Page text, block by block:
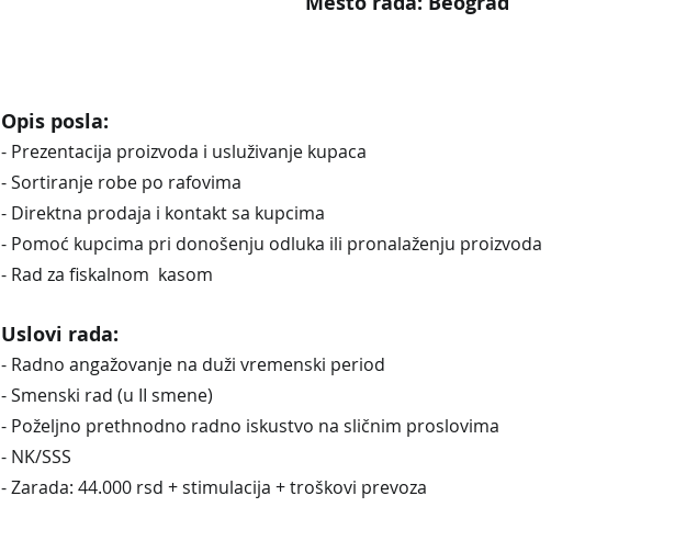
Opis posla:
- Prezentacija proizvoda i usluživanje kupaca
- Sortiranje robe po rafovima
- Direktna prodaja i kontakt sa kupcima
- Pomoć kupcima pri donošenju odluka ili pronalaženju proizvoda
- Rad za fiskalnom  kasom
Uslovi rada:
- Radno angažovanje na duži vremenski period
- Smenski rad (u II smene)
- Poželjno prethnodno radno iskustvo na sličnim proslovima
- NK/SSS
- Zarada: 44.000 rsd + stimulacija + troškovi prevoza